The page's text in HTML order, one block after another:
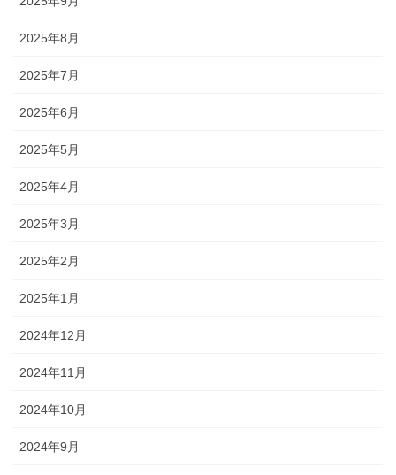
2025年8月
2025年7月
2025年6月
2025年5月
2025年4月
2025年3月
2025年2月
2025年1月
2024年12月
2024年11月
2024年10月
2024年9月